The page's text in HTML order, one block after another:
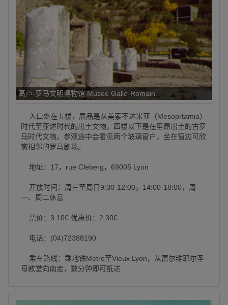
高卢-罗马文明博物馆 Musee Gallo-Romain
入口处在五楼，展品是从美索不达米亚（Mesoprtamia）
时代至亚述时代的出土文物，四楼以下是在里昂出土的古罗
马时代文物。参观途中会看见两个玻璃窗户，坐在窗边可欣
赏相邻的罗马剧场。
地址：17，rue Cleberg，69005 Lyon
开放时间：周三至周日9:30-12:00，14:00-18:00，周
一、周二休息
票价：3.10€ 优惠价：2.30€
电话：(04)72388190
乘车路线：乘地铁Metro至Vieux Lyon，从富尔维耶尔圣
母教堂向南走，数分钟即可抵达